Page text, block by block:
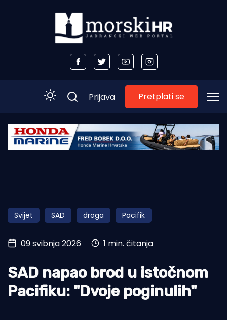
Početna
Obala
Otoci
Turizam i nautika
Pomorstvo
Ribolov
Prijava Pretplati se
Svijet SAD droga Pacifik
09 svibnja 2026 1 min. čitanja
SAD napao brod u istočnom
Pacifiku: "Dvoje poginulih"